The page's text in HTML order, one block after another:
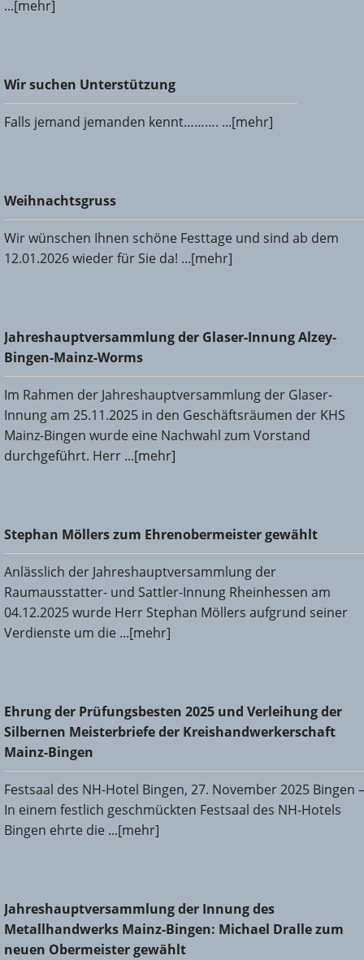
...[mehr]
Wir suchen Unterstützung
Wir suchen Unterstützung
Falls jemand jemanden kennt………. ...[mehr]
Weihnachtsgruss
Weihnachtsgruss
Wir wünschen Ihnen schöne Festtage und sind ab dem
12.01.2026 wieder für Sie da! ...[mehr]
Jahreshauptversammlung der Glaser-Innung Alzey-Bingen-
Mainz-Worms
Jahreshauptversammlung der Glaser-Innung Alzey-
Bingen-Mainz-Worms
Im Rahmen der Jahreshauptversammlung der Glaser-
Innung am 25.11.2025 in den Geschäftsräumen der KHS
Mainz-Bingen wurde eine Nachwahl zum Vorstand
durchgeführt. Herr ...[mehr]
Stephan Möllers zum Ehrenobermeister gewählt
Stephan Möllers zum Ehrenobermeister gewählt
Anlässlich der Jahreshauptversammlung der
Raumausstatter- und Sattler-Innung Rheinhessen am
04.12.2025 wurde Herr Stephan Möllers aufgrund seiner
Verdienste um die ...[mehr]
Ehrung der Prüfungsbesten 2025 und Verleihung der
Silbernen Meisterbriefe der Kreishandwerkerschaft Mainz-
Bingen
Ehrung der Prüfungsbesten 2025 und Verleihung der
Silbernen Meisterbriefe der Kreishandwerkerschaft
Mainz-Bingen
Festsaal des NH-Hotel Bingen, 27. November 2025 Bingen –
In einem festlich geschmückten Festsaal des NH-Hotels
Bingen ehrte die ...[mehr]
Jahreshauptversammlung der Innung des
Metallhandwerks Mainz-Bingen: Michael Dralle zum neuen
Obermeister gewählt
Jahreshauptversammlung der Innung des
Metallhandwerks Mainz-Bingen: Michael Dralle zum
neuen Obermeister gewählt